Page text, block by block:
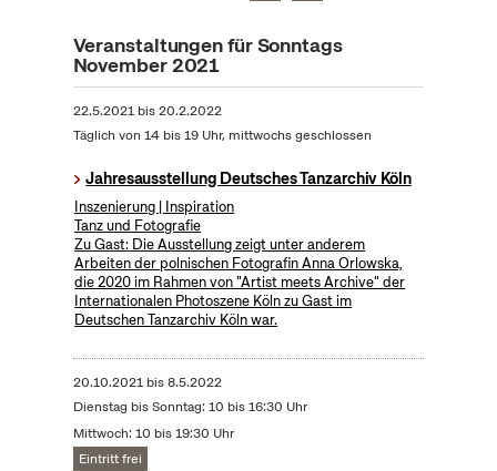
Veranstaltungen für Sonntags
November 2021
22.5.2021bis20.2.2022
Täglich von 14 bis 19 Uhr, mittwochs geschlossen
Jahresausstellung Deutsches Tanzarchiv Köln
Inszenierung | Inspiration
Tanz und Fotografie
Zu Gast: Die Ausstellung zeigt unter anderem
Arbeiten der polnischen Fotografin Anna Orlowska,
die 2020 im Rahmen von "Artist meets Archive" der
Internationalen Photoszene Köln zu Gast im
Deutschen Tanzarchiv Köln war.
20.10.2021bis8.5.2022
Dienstag bis Sonntag: 10 bis 16:30 Uhr
Mittwoch: 10 bis 19:30 Uhr
Eintritt frei